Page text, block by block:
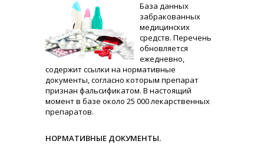
База данных
забракованных
медицинских
средств. Перечень
обновляется
ежедневно,
содержит ссылки на нормативные
документы, согласно которым препарат
признан фальсификатом. В настоящий
момент в базе около 25 000 лекарственных
препаратов.
НОРМАТИВНЫЕ ДОКУМЕНТЫ.